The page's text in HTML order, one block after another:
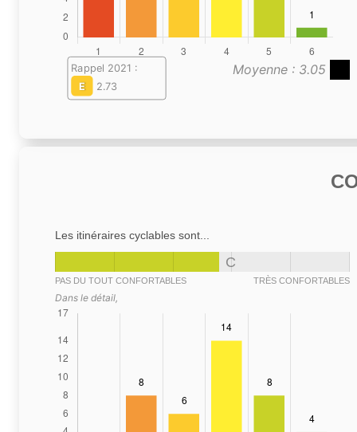
Moyenne : 3.05
Rappel 2021 :
E
2.73
Les itinéraires cyclables sont...
C
PAS DU TOUT CONFORTABLES TRÈS CONFORTABLES
Dans le détail,